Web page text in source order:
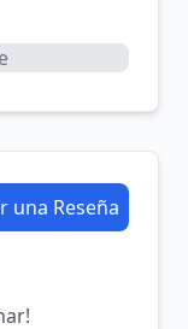
una Reseña